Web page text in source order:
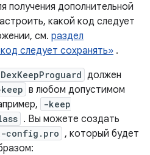
получения дополнительной
какой код следует
см. раздел
следует сохранять» .
должен
в любом допустимом
-keep
. Вы можете создать
config.pro , который будет